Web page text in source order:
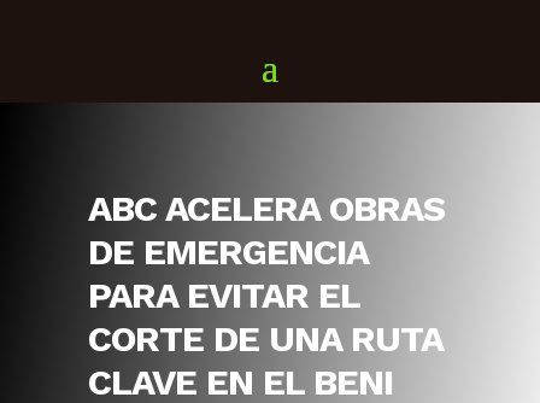
ABC ACELERA OBRAS
DE EMERGENCIA
PARA EVITAR EL
CORTE DE UNA RUTA
CLAVE EN EL BENI